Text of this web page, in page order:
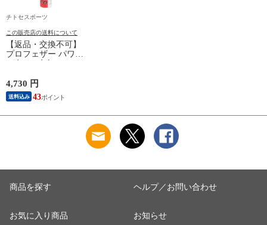
チトセスポーツ
この販売店の送料について
【返品・交換不可】
プロフェザー パワー
1ダース 水鳥シャト
PF-6010 2025SS バド
ミントンシャトル 羽
根 12個入
4,730 円
送料込み 43
商品を探す
お気に入り商品
ヘルプ／お問い合わせ
お知らせ